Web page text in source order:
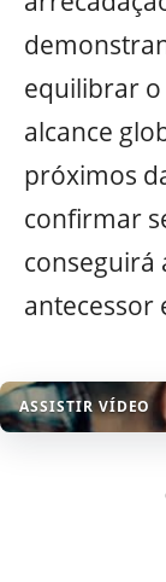
equilibrar o
alcance
próximos
confirmar
conseguirá
antecessor
ASSISTIR VÍDEO